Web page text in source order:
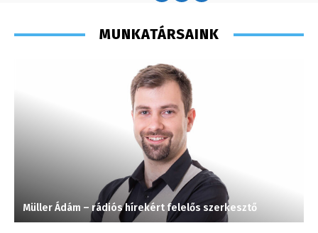
MUNKATÁRSAINK
Müller Ádám – rádiós hírekért felelős szerkesztő